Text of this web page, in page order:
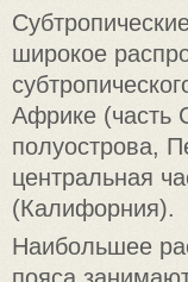
широкое
Африке (часть
полуострова,
центральная
(Калифорния).
Наибольшее